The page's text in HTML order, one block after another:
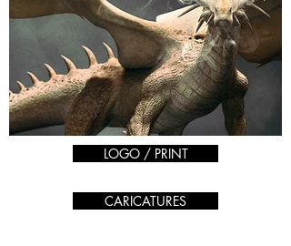
LOGO / PRINT
CARICATURES